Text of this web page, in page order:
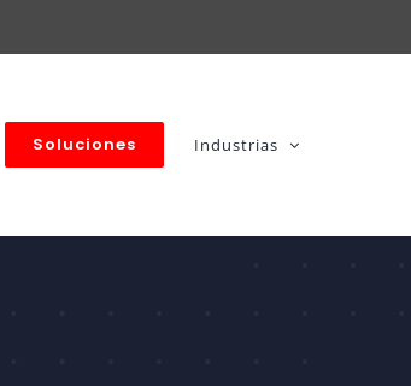
Soluciones Industrias